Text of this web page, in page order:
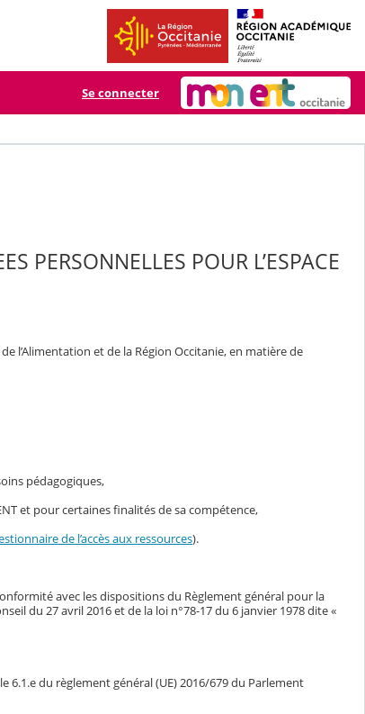
Se connecter
PERSONNELLES POUR L’ESPACE
l’Alimentation et de la Région Occitanie, en matière de
pédagogiques,
et pour certaines finalités de sa compétence,
de l’accès aux ressources).
avec les dispositions du Règlement général pour la
du 27 avril 2016 et de la loi n°78-17 du 6 janvier 1978 dite «
6.1.e du règlement général (UE) 2016/679 du Parlement